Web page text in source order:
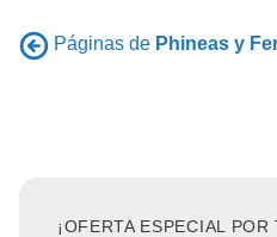
Páginas de Phineas y
¡OFERTA ESPECIAL